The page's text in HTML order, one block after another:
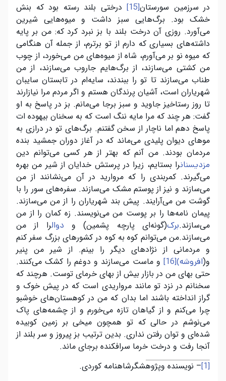
در سرزمین سورستان[15]
درختی بلند رسته بود که بنش
خشک بود. برگ‌هایی سبز داشت و میوه‌هایی شیرین
می‌آورد. روزی آن درخت بلند با بز نبرد کرد که: من بر پایه
داشته‌های بسیاری که دارم از تو برترم، از جمله آن هنگامی
که میوه نو بر می‌آورم، شاه از میوه‌های من می‌خورد، از چوب
من کشتی می‌سازند، از برگ‌هایم جاروب می‌سازند، از من
طناب می‌سازند تا تو را ببندند، سایه‌ام در تابستان سایبان
شهریاران است، آشیان پرندگان هستم و اگر مردم مرا نیازارند
تا روز رستاخیز جاوید و سبز برجا می‌مانم. بز در پاسخ به او
گفت: هر چند که مرا مایه ننگ است که به سخنان بیهوده ات
پاسخ دهم اما ناچار از سخن گفتنم. برگ‌های تو در درازی به
موهای دیوان پلیدی می‌ماند که در آغاز دوران جمشید بنده
مردمان بودند. من آنم که بهتر از هر کسی می‌توانم دین
مزدیسنانرا بستایم، زیرا در پرستش خدایان از شیر من بهره
می‌گیرند. کمربندی را که مروارید در آن می‌نشانند از من
می‌سازند و نیز از پوستم مشک می‌سازند. سفره‌های سور را با
گوشت من می‌آرایند. پیش بند شهریاران را از من می‌سازند.
پیمان نامه‌ها را بر پوست من می‌نویسند. زه کمان را از من
می‌سازند.برک(گونه‌ای پارچه پشمین) و دوالرا از من
می‌سازند.من می‌توانم کوه به کوه در کشورهای بزرگ سفر کنم
و مردمانی از نژادهای دیگر را بینم. از شیر من پنیر
و(افروشه)[16] و ماست می‌سازند و دوغم را کشک می‌کنند.
حتی بهای من در بازار بیش از بهای خرمای توست. هرچند که
سخنانم در نزد تو مانند مرواریدی است که در پیش خوک و
گراز انداخته باشند اما بدان که من در کوهستان‌های خوشبو
چرا می‌کنم و از گیاهان تازه می‌خورم و از چشمه‌های پاک
می‌نوشم در حالی که تو همچون میخی بر زمین کوبیده
شده‌ای و توان رفتن نداری. بدین ترتیب بز پیروز و سر بلند از
آنجا رفت و درخت خرما سرافکنده برجای ماند.
[1]– نویسنده وپژوهشگرشاهنامه کوردی.